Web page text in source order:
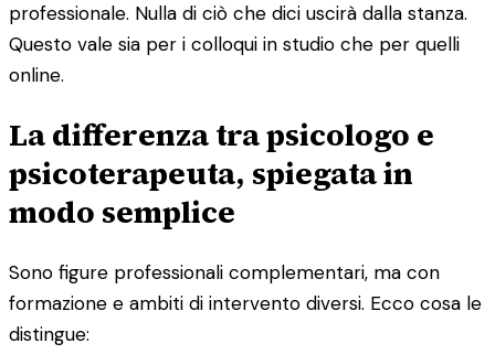
professionale. Nulla di ciò che dici uscirà dalla stanza.
Questo vale sia per i colloqui in studio che per quelli
online.
La differenza tra psicologo e
psicoterapeuta, spiegata in
modo semplice
Sono figure professionali complementari, ma con
formazione e ambiti di intervento diversi. Ecco cosa le
distingue: